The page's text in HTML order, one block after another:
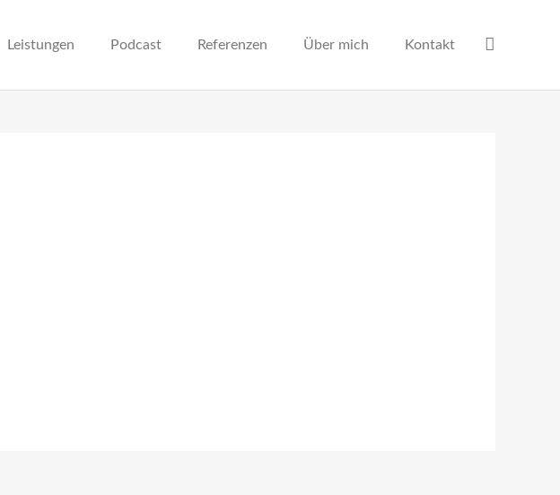
Leistungen Podcast Referenzen Über mich Kontakt